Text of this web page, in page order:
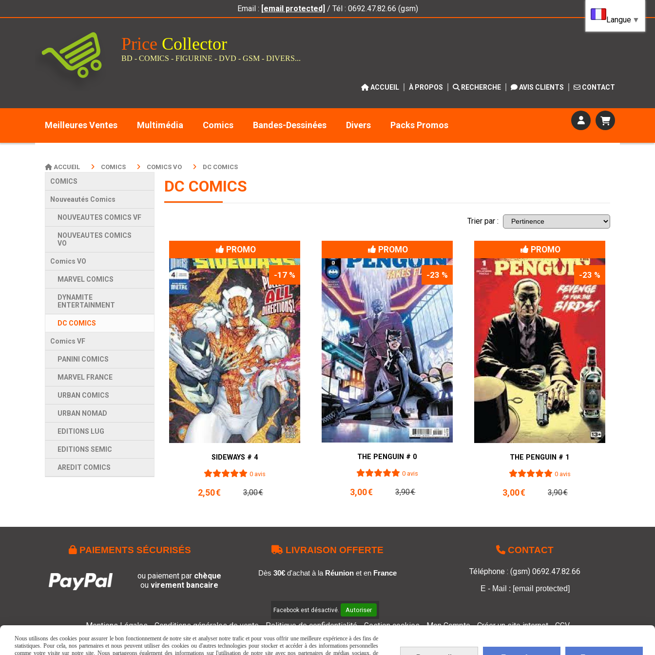
Email : [email protected] / Tél : 0692.47.82.66 (gsm)
Price Collector
BD - COMICS - FIGURINE - DVD - GSM - DIVERS...
ACCUEIL À PROPOS RECHERCHE AVIS CLIENTS CONTACT
Meilleures Ventes Multimédia Comics Bandes-Dessinées Divers Packs Promos
COMICS
Nouveautés Comics
NOUVEAUTES COMICS VF
NOUVEAUTES COMICS
VO
Comics VO
MARVEL COMICS
DYNAMITE
ENTERTAINMENT
DC COMICS
Comics VF
PANINI COMICS
MARVEL FRANCE
URBAN COMICS
URBAN NOMAD
EDITIONS LUG
EDITIONS SEMIC
AREDIT COMICS
ACCUEIL COMICS COMICS VO DC COMICS
DC COMICS
Trier par :
PROMO
-17 %
SIDEWAYS # 4
2,50€ 3,00€
0 avis
PROMO
-23 %
THE PENGUIN # 0
3,00€ 3,90€
0 avis
PROMO
-23 %
THE PENGUIN # 1
3,00€ 3,90€
0 avis
 PAIEMENTS SÉCURISÉS
ou paiement par chèque
ou virement bancaire
LIVRAISON OFFERTE
Dès 30€d'achat à la Réunionet en France
 CONTACT
Téléphone : (gsm) 0692.47.82.66
E - Mail : [email protected]
Facebook est désactivé. Autoriser
Mentions Légales Conditions générales de vente Politique de confidentialité Gestion cookies Mon Compte Créer un site internet CGV
Langue ▼
Nous utilisons des cookies pour assurer le bon fonctionnement de notre site et analyser notre trafic et pour vous offrir une meilleure expérience à des fins de
statistiques. Pour cela, nos partenaires et nous peuvent utiliser des cookies ou d'autres technologies pour stocker et accéder à des informations personnelles
comme votre visite sur notre site. Nous partageons également des informations sur l'utilisation de notre site avec nos partenaires de médias sociaux, de